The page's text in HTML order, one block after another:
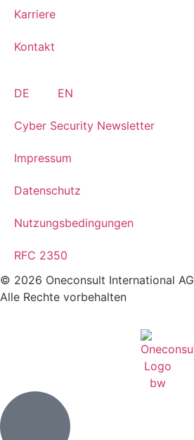
Karriere
Kontakt
DE EN
Cyber Security Newsletter
Impressum
Datenschutz
Nutzungsbedingungen
RFC 2350
© 2026 Oneconsult International AG
Alle Rechte vorbehalten